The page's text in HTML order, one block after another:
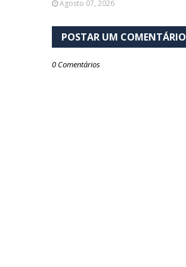
Agosto 07, 2026
POSTAR UM COMENTÁRIO
0 Comentários